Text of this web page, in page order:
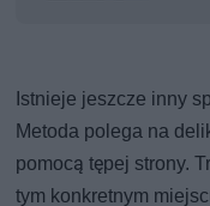
Istnieje jeszcze inny
Metoda polega na
pomocą tępej strony.
tym konkretnym